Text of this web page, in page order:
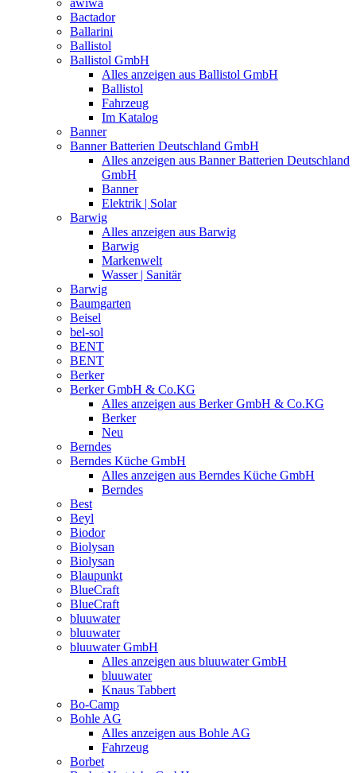
awiwa
Bactador
Ballarini
Ballistol
Ballistol GmbH
Alles anzeigen aus Ballistol GmbH
Ballistol
Fahrzeug
Im Katalog
Banner
Banner Batterien Deutschland GmbH
Alles anzeigen aus Banner Batterien Deutschland
GmbH
Banner
Elektrik | Solar
Barwig
Alles anzeigen aus Barwig
Barwig
Markenwelt
Wasser | Sanitär
Barwig
Baumgarten
Beisel
bel-sol
BENT
BENT
Berker
Berker GmbH & Co.KG
Alles anzeigen aus Berker GmbH & Co.KG
Berker
Neu
Berndes
Berndes Küche GmbH
Alles anzeigen aus Berndes Küche GmbH
Berndes
Best
Beyl
Biodor
Biolysan
Biolysan
Blaupunkt
BlueCraft
BlueCraft
bluuwater
bluuwater
bluuwater GmbH
Alles anzeigen aus bluuwater GmbH
bluuwater
Knaus Tabbert
Bo-Camp
Bohle AG
Alles anzeigen aus Bohle AG
Fahrzeug
Borbet